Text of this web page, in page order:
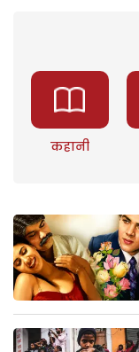
कहानी